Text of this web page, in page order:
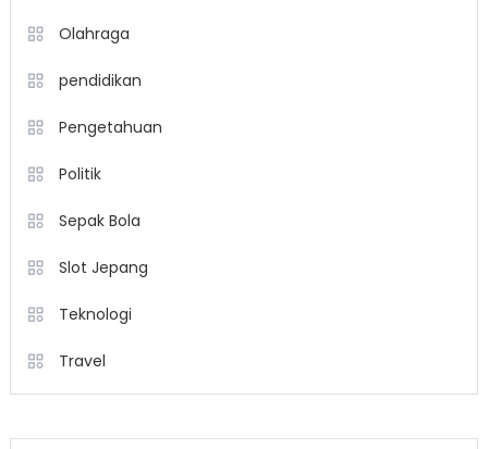
Olahraga
pendidikan
Pengetahuan
Politik
Sepak Bola
Slot Jepang
Teknologi
Travel